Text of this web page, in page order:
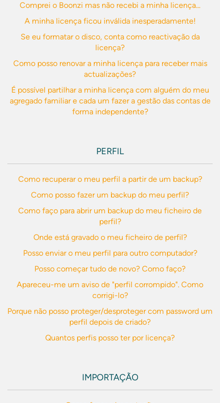
Comprei o Boonzi mas não recebi a minha licença...
A minha licença ficou inválida inesperadamente!
Se eu formatar o disco, conta como reactivação da
licença?
Como posso renovar a minha licença para receber mais
actualizações?
É possível partilhar a minha licença com alguém do meu
agregado familiar e cada um fazer a gestão das contas de
forma independente?
PERFIL
Como recuperar o meu perfil a partir de um backup?
Como posso fazer um backup do meu perfil?
Como faço para abrir um backup do meu ficheiro de
perfil?
Onde está gravado o meu ficheiro de perfil?
Posso enviar o meu perfil para outro computador?
Posso começar tudo de novo? Como faço?
Apareceu-me um aviso de "perfil corrompido". Como
corrigi-lo?
Porque não posso proteger/desproteger com password um
perfil depois de criado?
Quantos perfis posso ter por licença?
IMPORTAÇÃO